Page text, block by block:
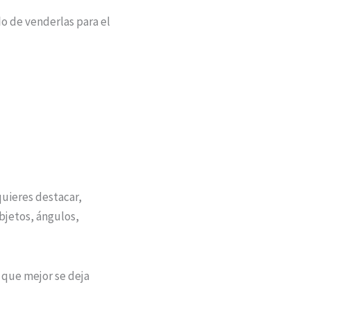
de venderlas para el
destacar,
ángulos,
mejor se deja